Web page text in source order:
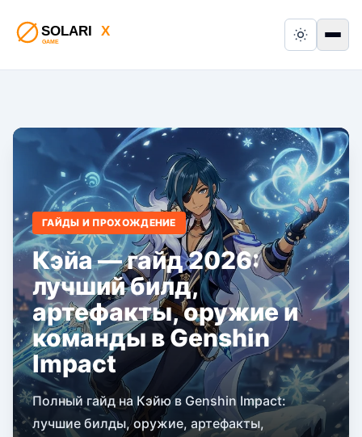
Switch to
ГАЙДЫ И ПРОХОЖДЕНИЕ
Кэйа — гайд 2026:
лучший билд,
артефакты, оружие и
команды в Genshin
Impact
Полный гайд на Кэйю в Genshin Impact:
лучшие билды, оружие, артефакты,